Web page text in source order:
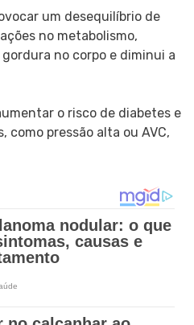
um desequilíbrio de
no metabolismo,
no corpo e diminui a
o risco de diabetes e
como pressão alta ou AVC,